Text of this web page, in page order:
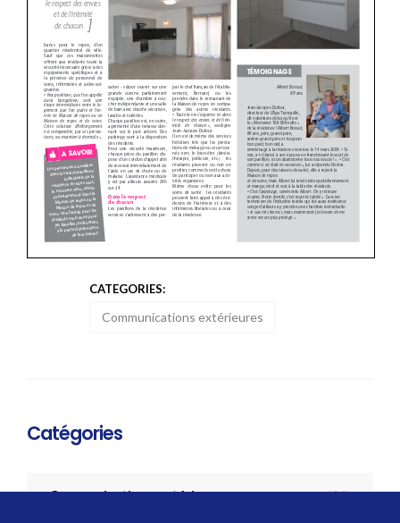
CATEGORIES:
Communications extérieures
Catégories
Communications extérieures (22)